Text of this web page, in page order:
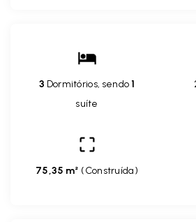
3 Dormitórios, sendo1
suíte
75,35 m² (Construída)